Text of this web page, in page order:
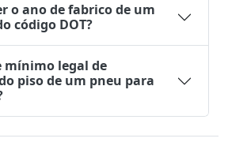
o ano de fabrico de um
código DOT?
mínimo legal de
piso de um pneu para